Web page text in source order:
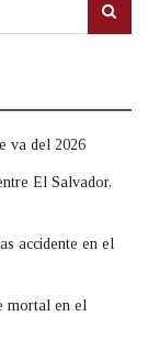
va del 2026
El Salvador,
accidente en el
mortal en el